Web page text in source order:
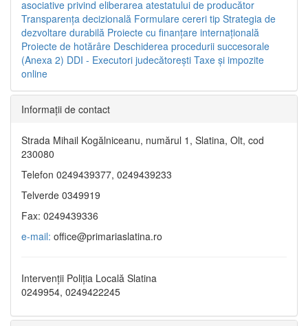
asociative privind eliberarea atestatului de producător
Transparenţa decizională Formulare cereri tip Strategia de
dezvoltare durabilă Proiecte cu finanţare internaţională
Proiecte de hotărâre Deschiderea procedurii succesorale
(Anexa 2) DDI - Executori judecătorești Taxe şi impozite
online
Informaţii de contact
Strada Mihail Kogălniceanu, numărul 1, Slatina, Olt, cod
230080
Telefon 0249439377, 0249439233
Telverde 0349919
Fax: 0249439336
e-mail: office@primariaslatina.ro
Intervenții Poliția Locală Slatina
0249954, 0249422245